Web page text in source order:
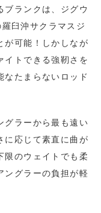
ブランクは、ジグウ
臼沖サクラマスジ
が可能！しかしなが
イトできる強靭さを
なたまらないロッド
グラーから最も遠い
に応じて素直に曲が
限のウェイトでも柔
ングラーの負担が軽